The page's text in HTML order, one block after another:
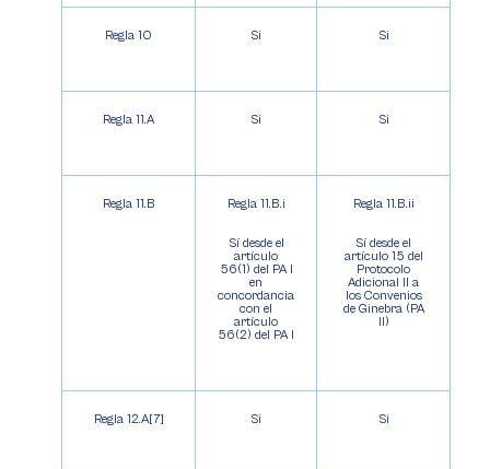
Regla 10 Si Si
Regla 11.A Si Si
Regla 11.B Regla 11.B.i
Sí desde el
artículo
56(1) del PA I
en
concordancia
con el
artículo
56(2) del PA I
Regla 11.B.ii
Sí desde el
artículo 15 del
Protocolo
Adicional II a
los Convenios
de Ginebra (PA
II)
Regla 12.A[7] Si Si